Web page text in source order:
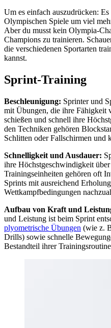
Um es einfach auszudrücken:
Olympischen Spiele um viel
Aber du musst kein Olympia-
Champions zu trainieren.
die verschiedenen Sportarten
kannst.
Sprint-Training
Beschleunigung: Sprinter und
mit Übungen, die ihre Fähigkeit
schießen und schnell ihre
den Techniken gehören
Schlitten oder Fallschirmen und
Schnelligkeit und Ausdauer:
ihre Höchstgeschwindigkeit
Trainingseinheiten gehören oft
Sprints mit ausreichend
Wettkampfbedingungen
Aufbau von Kraft und
und Leistung ist beim Sprint
plyometrische Übungen (wie z.
Drills) sowie schnelle
Bestandteil ihrer